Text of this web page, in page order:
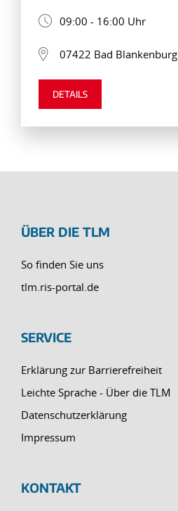
09:00 - 16:00 Uhr
07422 Bad Blankenburg
DETAILS
ÜBER DIE TLM
So finden Sie uns
tlm.ris-portal.de
SERVICE
Erklärung zur Barrierefreiheit
Leichte Sprache - Über die TLM
Datenschutzerklärung
Impressum
KONTAKT